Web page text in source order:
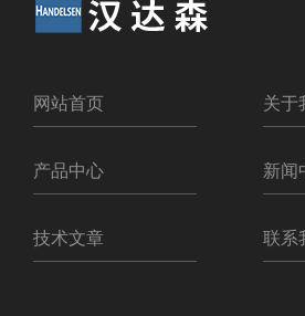
网站首页 关于
产品中心 新闻
技术文章 联系